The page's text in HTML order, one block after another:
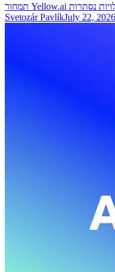
Svetozár PavlíkJuly 22, 2026